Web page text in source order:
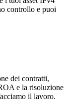
controllo e puoi
dei contratti,
e la risoluzione
il lavoro.